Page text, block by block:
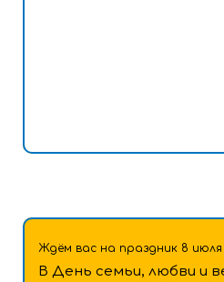
Ждём вас на праздник 8 июля
В День семьи, любви и